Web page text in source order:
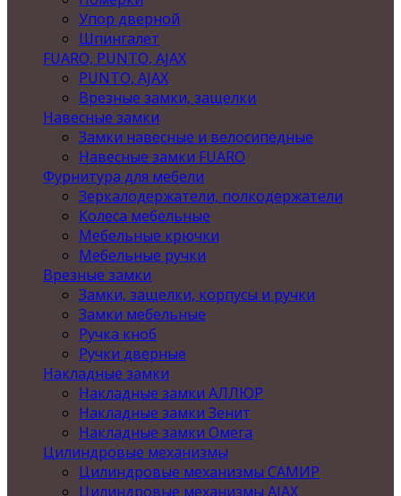
Упор дверной
Шпингалет
FUARO, PUNTO, AJAX
PUNTO, AJAX
Врезные замки, защелки
Навесные замки
Замки навесные и велосипедные
Навесные замки FUARO
Фурнитура для мебели
Зеркалодержатели, полкодержатели
Колеса мебельные
Мебельные крючки
Мебельные ручки
Врезные замки
Замки, защелки, корпусы и ручки
Замки мебельные
Ручка кноб
Ручки дверные
Накладные замки
Накладные замки АЛЛЮР
Накладные замки Зенит
Накладные замки Омега
Цилиндровые механизмы
Цилиндровые механизмы САМИР
Цилиндровые механизмы AJAX